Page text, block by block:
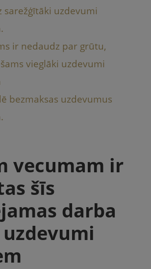
sarežģītāki uzdevumi
ir nedaudz par grūtu,
vieglāki uzdevumi
bezmaksas uzdevumus
vecumam ir
šīs
darba